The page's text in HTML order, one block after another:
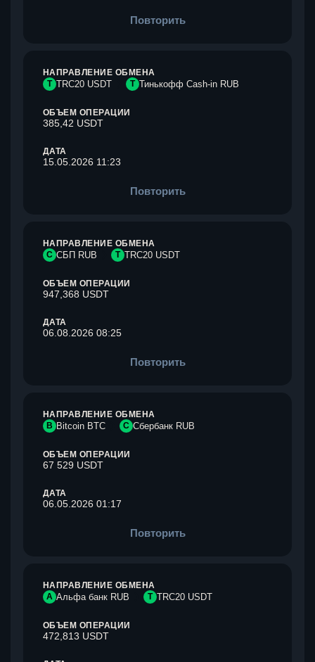
Повторить
НАПРАВЛЕНИЕ ОБМЕНА
T TRC20 USDT Т Тинькофф Cash-in RUB
ОБЪЕМ ОПЕРАЦИИ
385,42 USDT
ДАТА
15.05.2026 11:23
Повторить
НАПРАВЛЕНИЕ ОБМЕНА
С СБП RUB T TRC20 USDT
ОБЪЕМ ОПЕРАЦИИ
947,368 USDT
ДАТА
06.08.2026 08:25
Повторить
НАПРАВЛЕНИЕ ОБМЕНА
B Bitcoin BTC С Сбербанк RUB
ОБЪЕМ ОПЕРАЦИИ
67 529 USDT
ДАТА
06.05.2026 01:17
Повторить
НАПРАВЛЕНИЕ ОБМЕНА
А Альфа банк RUB T TRC20 USDT
ОБЪЕМ ОПЕРАЦИИ
472,813 USDT